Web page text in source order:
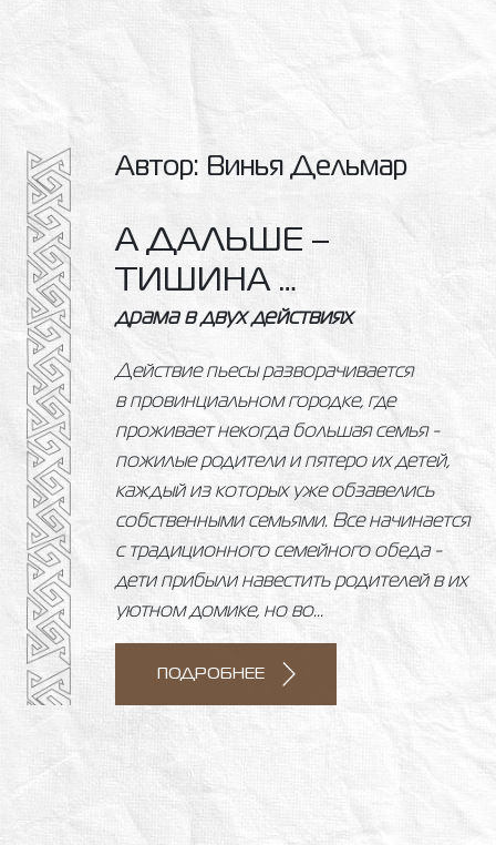
Автор: Винья Дельмар
А ДАЛЬШЕ –
ТИШИНА …
драма в двух действиях
Действие пьесы разворачивается
в провинциальном городке, где
проживает некогда большая семья -
пожилые родители и пятеро их детей,
каждый из которых уже обзавелись
собственными семьями. Все начинается
с традиционного семейного обеда -
дети прибыли навестить родителей в их
уютном домике, но во...
ПОДРОБНЕЕ